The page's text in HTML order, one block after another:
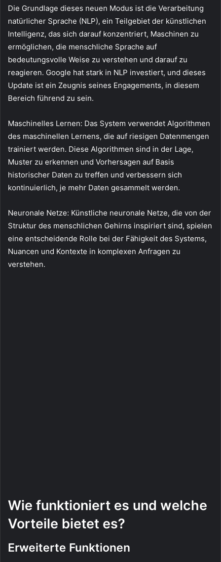
Die Grundlage dieses neuen Modus ist die Verarbeitung
natürlicher Sprache (NLP), ein Teilgebiet der künstlichen
Intelligenz, das sich darauf konzentriert, Maschinen zu
ermöglichen, die menschliche Sprache auf
bedeutungsvolle Weise zu verstehen und darauf zu
reagieren. Google hat stark in NLP investiert, und dieses
Update ist ein Zeugnis seines Engagements, in diesem
Bereich führend zu sein.
Maschinelles Lernen: Das System verwendet Algorithmen
des maschinellen Lernens, die auf riesigen Datenmengen
trainiert werden. Diese Algorithmen sind in der Lage,
Muster zu erkennen und Vorhersagen auf Basis
historischer Daten zu treffen und verbessern sich
kontinuierlich, je mehr Daten gesammelt werden.
Neuronale Netze: Künstliche neuronale Netze, die von der
Struktur des menschlichen Gehirns inspiriert sind, spielen
eine entscheidende Rolle bei der Fähigkeit des Systems,
Nuancen und Kontexte in komplexen Anfragen zu
verstehen.
Wie funktioniert es und welche
Vorteile bietet es?
Erweiterte Funktionen